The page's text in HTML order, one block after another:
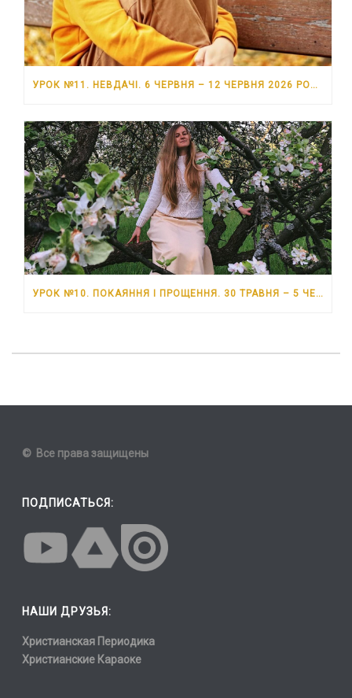
УРОК №11. НЕВДАЧІ. 6 ЧЕРВНЯ – 12 ЧЕРВНЯ 2026 РОКУ
УРОК №10. ПОКАЯННЯ І ПРОЩЕННЯ. 30 ТРАВНЯ – 5 ЧЕРВНЯ 2026 РОКУ
© Все права защищены
ПОДПИСАТЬСЯ:
НАШИ ДРУЗЬЯ:
Христианская Периодика
Христианские Караоке